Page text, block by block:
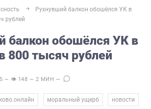
Рухнувший балкон обошёлся УК в
рублей
балкон обошёлся УК в
800 тысяч рублей
— 👁 148 — 2 МИН —
моральный ущерб новости